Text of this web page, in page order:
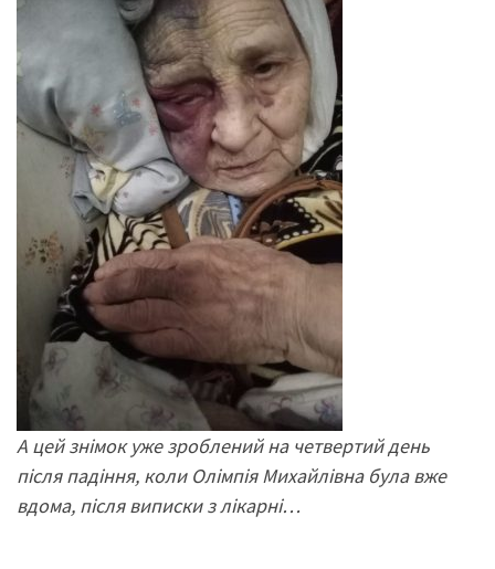
А цей знімок уже зроблений на четвертий день
після падіння, коли Олімпія Михайлівна була вже
вдома, після виписки з лікарні…